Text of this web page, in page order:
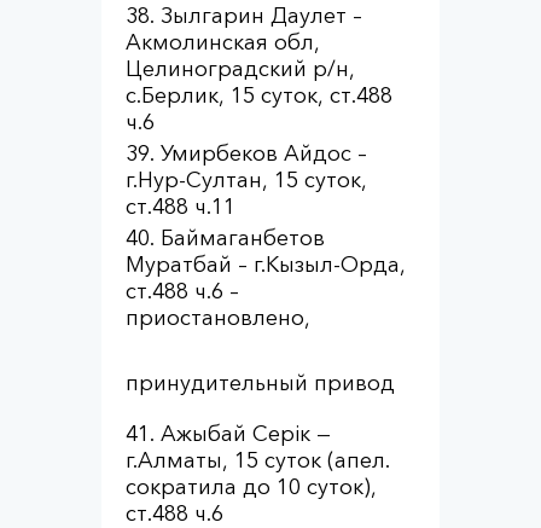
Зылгарин Даулет –
Акмолинская обл,
Целиноградский р/н,
с.Берлик, 15 суток, ст.488
ч.6
Умирбеков Айдос –
г.Нур-Султан, 15 суток,
ст.488 ч.11
Баймаганбетов
Муратбай – г.Кызыл-Орда,
ст.488 ч.6 –
приостановлено,
принудительный привод
Ажыбай Серік —
г.Алматы, 15 суток (апел.
сократила до 10 суток),
ст.488 ч.6